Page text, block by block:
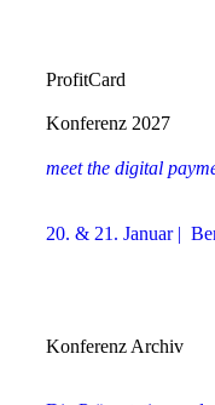
ProfitCard
Konferenz 2027
meet the digital
20. & 21. Januar |
Konferenz Archiv